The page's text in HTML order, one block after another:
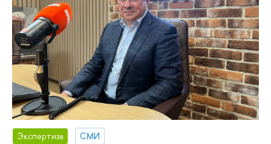
Экспертиза
СМИ